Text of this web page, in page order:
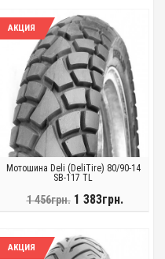
АКЦИЯ
Мотошина Deli (DeliTire) 80/90-14
SB-117 TL
1 456грн. 1 383грн.
АКЦИЯ